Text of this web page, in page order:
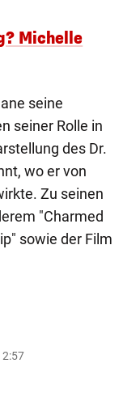
Michelle
seine
seiner Rolle in
des Dr.
wo er von
Zu seinen
"Charmed
sowie der Film